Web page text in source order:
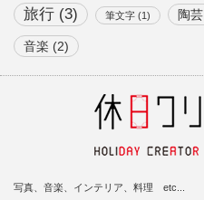
旅行 (3) 筆文字 (1) 陶芸
音楽 (2)
写真、音楽、インテリア、料理 etc...